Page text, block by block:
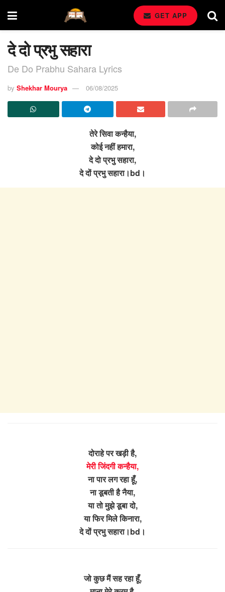
GET APP
दे दो प्रभु सहारा
De Do Prabhu Sahara Lyrics
by Shekhar Mourya 06/08/2025
तेरे सिवा कन्हैया,
कोई नहीं हमारा,
दे दो प्रभु सहारा,
दे दों प्रभु सहारा।bd।
दोराहे पर खड़ी है,
मेरी जिंदगी कन्हैया,
ना पार लग रहा हूँ,
ना डूबती है नैया,
या तो मुझे डूबा दो,
या फिर मिले किनारा,
दे दों प्रभु सहारा।bd।
जो कुछ मैं सह रहा हूँ,